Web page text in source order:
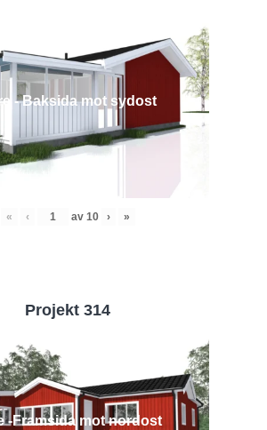
- Baksida mot sydost
« ‹ av 10 › »
Projekt 314
-Framsida mot nordost